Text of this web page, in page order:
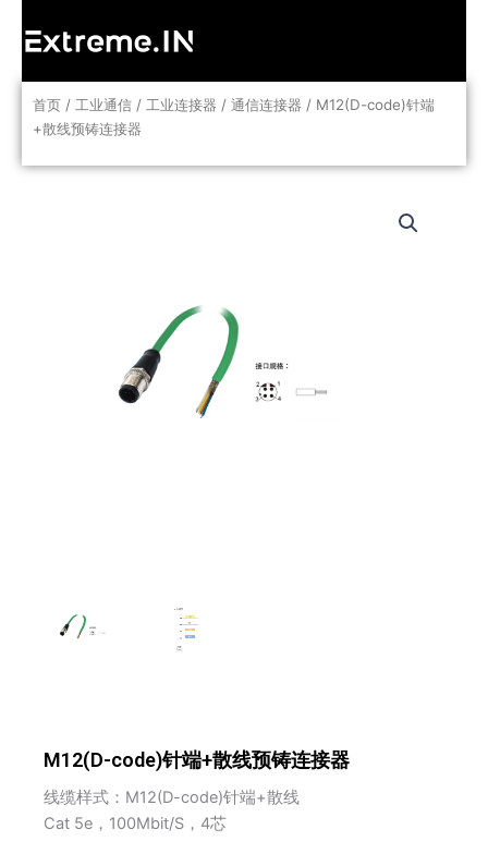
首页 / 工业通信 / 工业连接器 / 通信连接器 / M12(D-code)针端
+散线预铸连接器
M12(D-code)针端+散线预铸连接器
线缆样式：M12(D-code)针端+散线
Cat 5e，100Mbit/S，4芯